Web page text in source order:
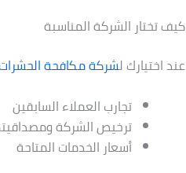
كيف تختار الشركة المناسبة
عند اختيارك لشركة مكافحة
تجارب العملاء السابقين
ترخيص الشركة
أسعار الخدمات المتاحة